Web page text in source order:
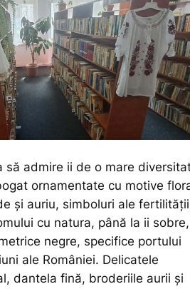
să admire ii de o mare
ornamentate cu motive
și auriu, simboluri ale
cu natura, până la ii sobre,
negre, specifice portului
ale României. Delicatele
dantela fină, broderiile aurii și